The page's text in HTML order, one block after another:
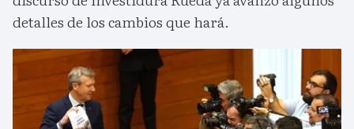
detalles de los cambios que hará.